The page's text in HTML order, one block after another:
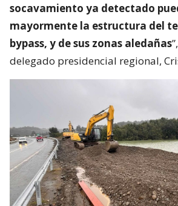
socavamiento ya detectado
mayormente la estructura del
bypass, y de sus zonas aledañas
delegado presidencial regional,